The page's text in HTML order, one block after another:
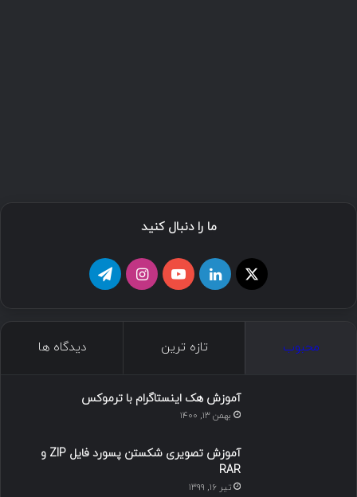
ما را دنبال کنید
محبوب تازه ترین دیدگاه ها
آموزش هک اینستاگرام با ترموکس
بهمن ۱۳, ۱۴۰۰
آموزش تصویری شکستن پسورد فایل ZIP و
RAR
تیر ۱۶, ۱۳۹۹